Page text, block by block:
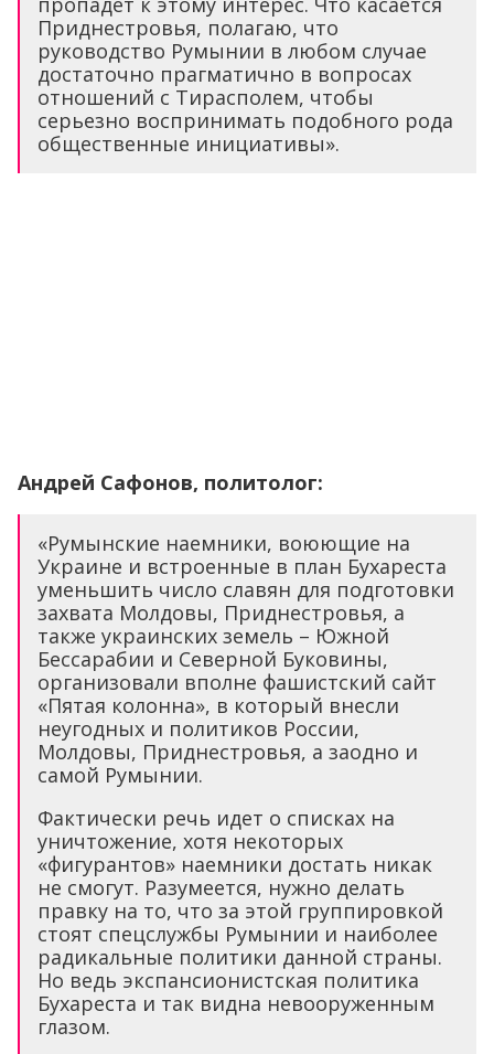
Приднестровья, полагаю, что
руководство Румынии в любом случае
достаточно прагматично в вопросах
отношений с Тирасполем, чтобы
серьезно воспринимать подобного рода
общественные инициативы».
Андрей Сафонов, политолог:
«Румынские наемники, воюющие на
Украине и встроенные в план Бухареста
уменьшить число славян для подготовки
захвата Молдовы, Приднестровья, а
также украинских земель – Южной
Бессарабии и Северной Буковины,
организовали вполне фашистский сайт
«Пятая колонна», в который внесли
неугодных и политиков России,
Молдовы, Приднестровья, а заодно и
самой Румынии.
Фактически речь идет о списках на
уничтожение, хотя некоторых
«фигурантов» наемники достать никак
не смогут. Разумеется, нужно делать
правку на то, что за этой группировкой
стоят спецслужбы Румынии и наиболее
радикальные политики данной страны.
Но ведь экспансионистская политика
Бухареста и так видна невооруженным
глазом.